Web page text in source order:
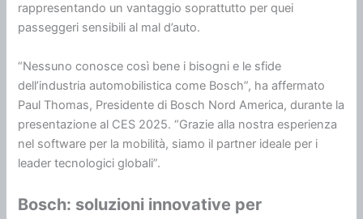
rappresentando un vantaggio soprattutto per quei
passeggeri sensibili al mal d’auto.
“Nessuno conosce così bene i bisogni e le sfide
dell’industria automobilistica come Bosch”, ha affermato
Paul Thomas, Presidente di Bosch Nord America, durante la
presentazione al CES 2025. “Grazie alla nostra esperienza
nel software per la mobilità, siamo il partner ideale per i
leader tecnologici globali”.
Bosch: soluzioni innovative per